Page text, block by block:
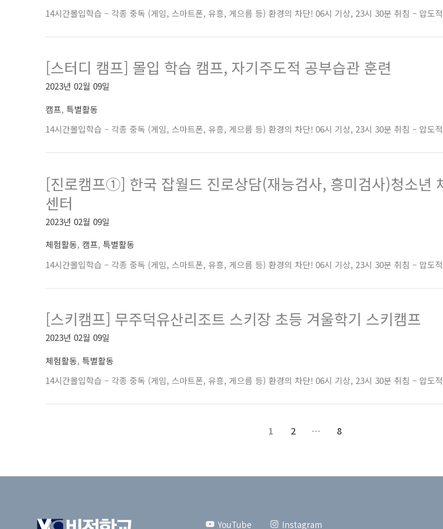
14시간몰입학습 – 각종 중독 (게임, 스마트폰, 유흥, 게으름 등) 환경의 차단! 06시 기상, 23시 30분 취침 – 압도
[스터디 캠프] 몰입 학습 캠프, 자기주도적 공부습관 훈련
2023년 02월 09일
캠프, 특별활동
14시간몰입학습 – 각종 중독 (게임, 스마트폰, 유흥, 게으름 등) 환경의 차단! 06시 기상, 23시 30분 취침 – 압도
[진로캠프①] 한국 잡월드 진로상담(재능검사, 흥미검사)청소년
센터
2023년 02월 09일
체험활동, 캠프, 특별활동
14시간몰입학습 – 각종 중독 (게임, 스마트폰, 유흥, 게으름 등) 환경의 차단! 06시 기상, 23시 30분 취침 – 압도
[스키캠프] 무주덕유산리조트 스키장 초등 겨울학기 스키캠프
2023년 02월 09일
체험활동, 특별활동
14시간몰입학습 – 각종 중독 (게임, 스마트폰, 유흥, 게으름 등) 환경의 차단! 06시 기상, 23시 30분 취침 – 압도
1 2 … 8
YouTube Instagram